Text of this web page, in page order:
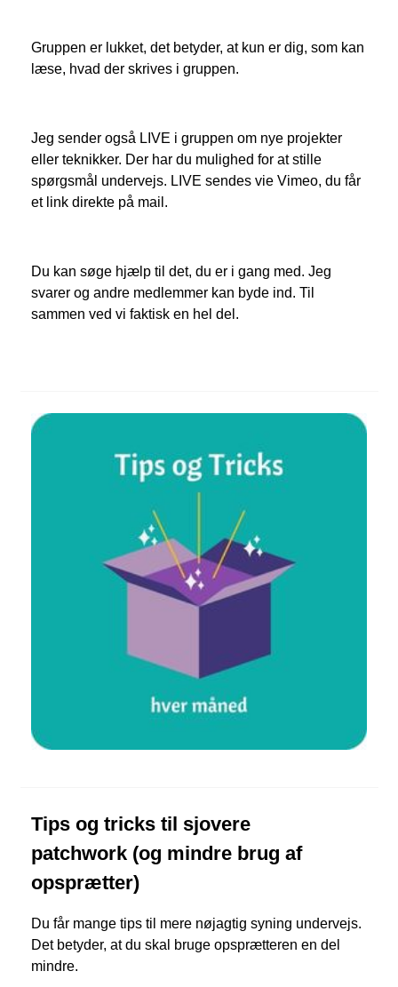
Gruppen er lukket, det betyder, at kun er dig, som kan
læse, hvad der skrives i gruppen.
Jeg sender også LIVE i gruppen om nye projekter
eller teknikker. Der har du mulighed for at stille
spørgsmål undervejs. LIVE sendes vie Vimeo, du får
et link direkte på mail.
Du kan søge hjælp til det, du er i gang med. Jeg
svarer og andre medlemmer kan byde ind. Til
sammen ved vi faktisk en hel del.
Tips og tricks til sjovere
patchwork (og mindre brug af
opsprætter)
Du får mange tips til mere nøjagtig syning undervejs.
Det betyder, at du skal bruge opsprætteren en del
mindre.